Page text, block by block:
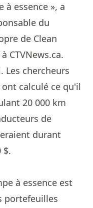
essence », a
du
de Clean
CTVNews.ca.
Les chercheurs
calculé ce qu'il
20 000 km
de
durant
$.
à essence est
portefeuilles